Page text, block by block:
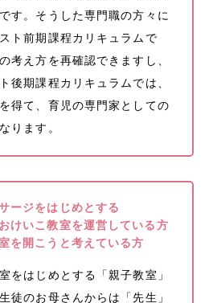
す。そうした専門職の方々に
ト前期課程カリキュラムで
考え方を再確認できますし、
後期課程カリキュラムでは、
得て、育児の専門家としての
ります。
ージをはじめとする
けいこ教室を運営している方
を開こうと考えている方
をはじめとする「親子教室」
徒のお母さんからは「先生」